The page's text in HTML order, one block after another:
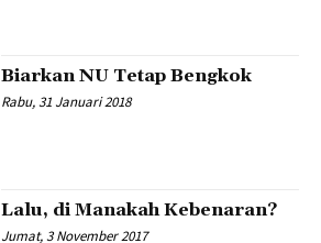
Biarkan NU Tetap Bengkok
Rabu, 31 Januari 2018
Lalu, di Manakah Kebenaran?
Jumat, 3 November 2017